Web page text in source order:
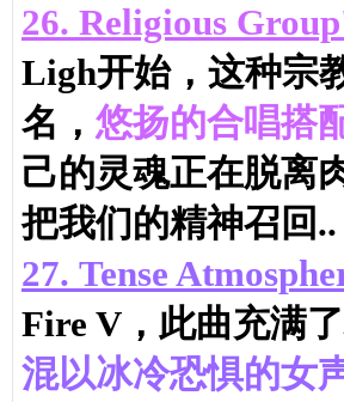
26. Religious
Ligh开始，这种宗
名， 悠扬的合唱搭
己的灵魂正在脱离
把我们的精神召回..
27. Tense
Fire V，此曲充满
混以冰冷恐惧的女